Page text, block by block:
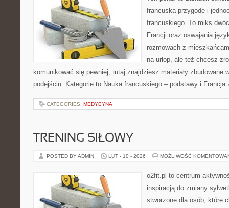
francuską przygodę i
francuskiego. To miks
Francji oraz oswajania
rozmowach z
na urlop, ale też chcesz
komunikować się pewniej, tutaj znajdziesz materiały zbudowane
podejściu. Kategorie to Nauka francuskiego – podstawy i
CATEGORIES: MEDYCYNA
TRENING SIŁOWY
POSTED BY ADMIN LUT - 10 - 2026 MOŻLIWOŚĆ
o2fit.pl to centrum
inspiracją do zmiany
stworzone dla osób, które